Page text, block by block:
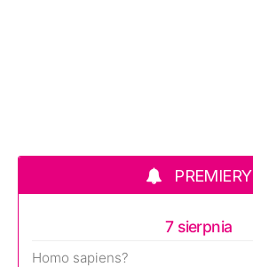
PREMIERY
7 sierpnia
Homo sapiens?